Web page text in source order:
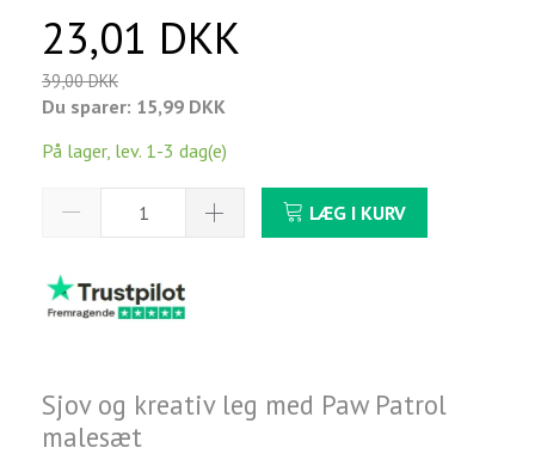
23,01 DKK
39,00 DKK
Du sparer: 15,99 DKK
På lager, lev. 1-3 dag(e)
LÆG I KURV
Sjov og kreativ leg med Paw Patrol
malesæt